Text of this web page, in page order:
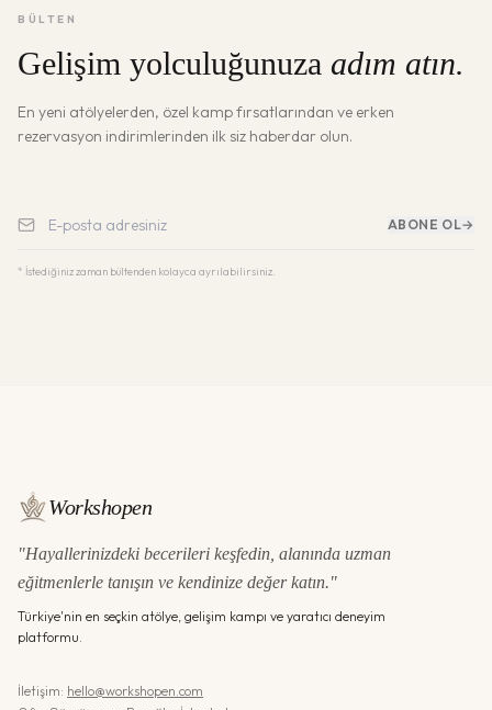
BÜLTEN
Gelişim yolculuğunuza adım atın.
En yeni atölyelerden, özel kamp fırsatlarından ve erken
rezervasyon indirimlerinden ilk siz haberdar olun.
ABONE OL→
* İstediğiniz zaman bültenden kolayca ayrılabilirsiniz.
Workshopen
"Hayallerinizdeki becerileri keşfedin, alanında uzman
eğitmenlerle tanışın ve kendinize değer katın."
Türkiye'nin en seçkin atölye, gelişim kampı ve yaratıcı deneyim
platformu.
İletişim: hello@workshopen.com